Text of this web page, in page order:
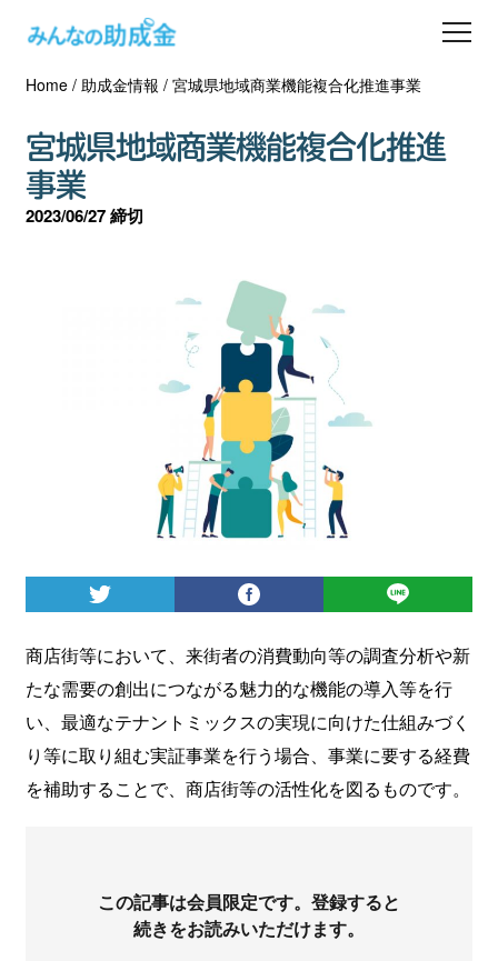
助成金を探す
士業の方へ
助成金コラム
会員登録
ログイン
Home/ 助成金情報 / 宮城県地域商業機能複合化推進事業
宮城県地域商業機能複合化推進
事業
2023/06/27 締切
商店街等において、来街者の消費動向等の調査分析や新
たな需要の創出につながる魅力的な機能の導入等を行
い、最適なテナントミックスの実現に向けた仕組みづく
り等に取り組む実証事業を行う場合、事業に要する経費
を補助することで、商店街等の活性化を図るものです。
この記事は会員限定です。登録すると
続きをお読みいただけます。